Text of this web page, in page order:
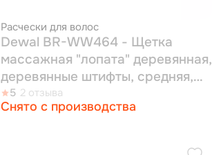
Расчески для волос
Dewal BR-WW464 - Щетка
массажная "лопата" деревянная,
деревянные штифты, средняя,
7рядов
5 2 отзыва
Снято с производства